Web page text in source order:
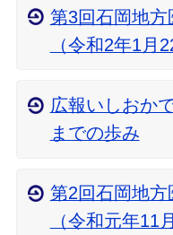
第3回石岡地方
（令和2年1月
広報いしおか
までの歩み
第2回石岡地方
（令和元年11